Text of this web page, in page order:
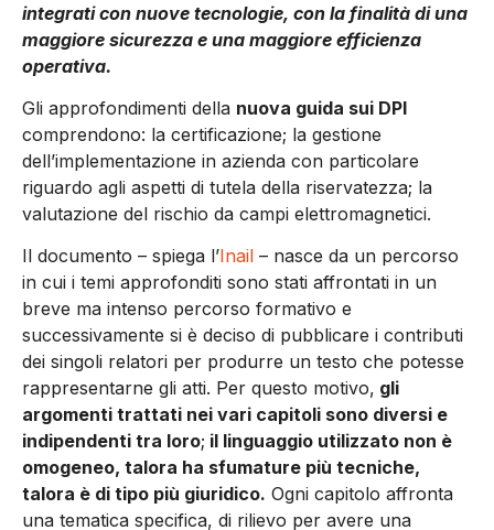
integrati con nuove tecnologie, con la finalità di una
maggiore sicurezza e una maggiore efficienza
operativa.
Gli approfondimenti della nuova guida sui DPI
comprendono: la certificazione; la gestione
dell’implementazione in azienda con particolare
riguardo agli aspetti di tutela della riservatezza; la
valutazione del rischio da campi elettromagnetici.
Il documento – spiega l’Inail – nasce da un percorso
in cui i temi approfonditi sono stati affrontati in un
breve ma intenso percorso formativo e
successivamente si è deciso di pubblicare i contributi
dei singoli relatori per produrre un testo che potesse
rappresentarne gli atti. Per questo motivo, gli
argomenti trattati nei vari capitoli sono diversi e
indipendenti tra loro; il linguaggio utilizzato non è
omogeneo, talora ha sfumature più tecniche,
talora è di tipo più giuridico. Ogni capitolo affronta
una tematica specifica, di rilievo per avere una